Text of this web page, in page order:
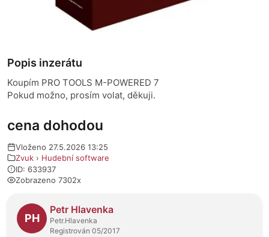
cena dohodou
Vloženo 27.5.2026 13:25
Zvuk › Hudební software
ID: 633937
Zobrazeno 7302x
O prodejci
PH
Petr Hlavenka
Petr.Hlavenka
Registrován 05/2017
Popis inzerátu
Koupím PRO TOOLS M-POWERED 7
Pokud možno, prosím volat, děkuji.